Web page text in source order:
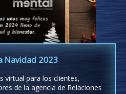
Navidad 2023
virtual para los clientes,
de la agencia de Relaciones